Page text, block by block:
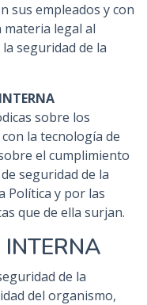
sus empleados y con
materia legal al
seguridad de la
sobre los
la tecnología de
el cumplimiento
seguridad de la
Política y por las
que de ella surjan.
de la
del organismo,